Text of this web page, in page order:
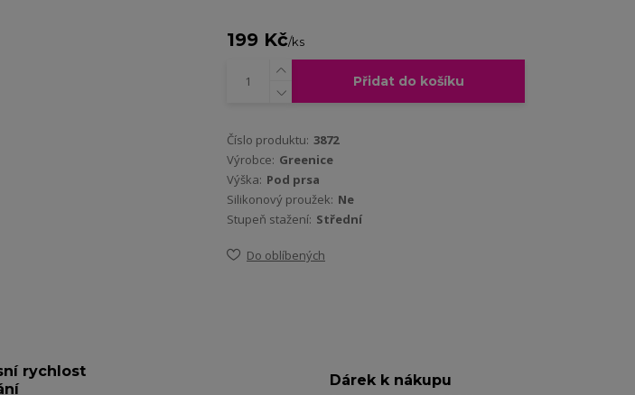
199 Kč/ks
Přidat do košíku
Číslo produktu: 3872
Výrobce: Greenice
Výška: Pod prsa
Silikonový proužek: Ne
Stupeň stažení: Střední
Do oblíbených
rychlost
Dárek k nákupu